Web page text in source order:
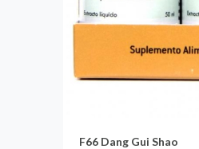
F66 Dang Gui Shao